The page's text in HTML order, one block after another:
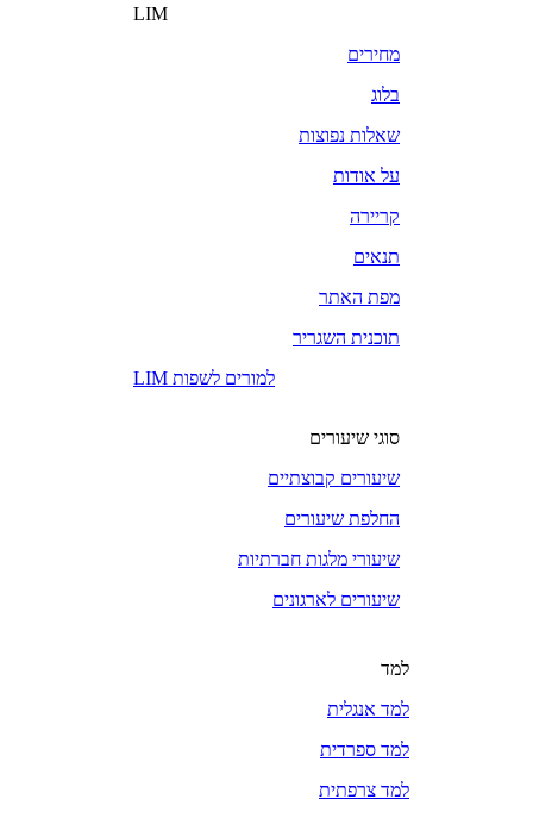
LIM
מחירים
בלוג
שאלות נפוצות
על אודות
קריירה
תנאים
מפת האתר
תוכנית השגריר
LIM למורים לשפות
סוגי שיעורים
שיעורים קבוצתיים
החלפת שיעורים
שיעורי מלגות חברתיות
שיעורים לארגונים
למד
למד אנגלית
למד ספרדית
למד צרפתית